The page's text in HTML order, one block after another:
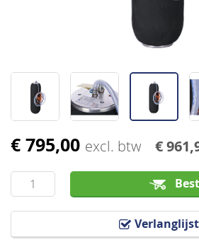
€ 795,00 excl. btw €
Verlanglijst
Ga
het
begin
van